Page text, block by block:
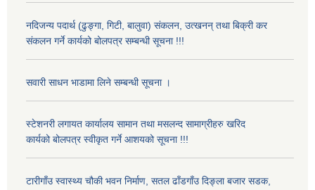
नदिजन्य पदार्थ (ढुङ्गा, गिटी, बालुवा) संकलन, उत्खनन् तथा बिक्री कर
संकलन गर्ने कार्यको बोलपत्र सम्बन्धी सूचना !!!
सवारी साधन भाडामा लिने सम्बन्धी सूचना ।
स्टेशनरी लगायत कार्यालय सामान तथा मसलन्द सामाग्रीहरु खरिद
कार्यको बोलपत्र स्वीकृत गर्ने आशयको सूचना !!!
टारीगाँउ स्वास्थ्य चौकी भवन निर्माण, सतल ढाँडगाँउ दिङ्ला बजार सडक,